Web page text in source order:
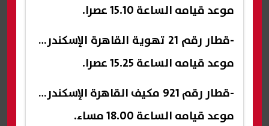
موعد قيامه الساعة 15.10 عصرا.
-قطار رقم 21 تهوية القاهرة الإسكندرية
موعد قيامه الساعة 15.25 عصرا.
-قطار رقم 921 مكيف القاهرة الإسكندرية
موعد قيامه الساعة 18.00 مساء.